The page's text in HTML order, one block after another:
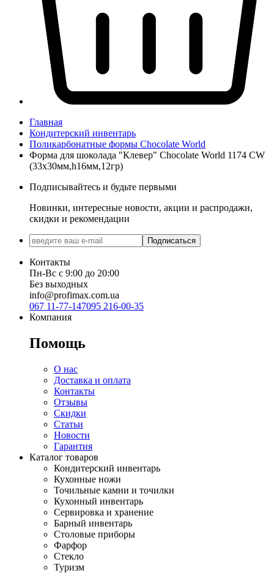
Главная
Кондитерский инвентарь
Поликарбонатные формы Chocolate World
Форма для шоколада "Клевер" Chocolate World 1174 CW
(33x30мм,h16мм,12гр)
Подписывайтесь и будьте первыми
Новинки, интересные новости, акции и распродажи,
скидки и рекомендации
Подписаться
Контакты
Пн-Вс с 9:00 до 20:00
Без выходных
info@profimax.com.ua
067 11-77-147095 216-00-35
Компания
Помощь
О нас
Доставка и оплата
Контакты
Отзывы
Скидки
Статьи
Новости
Гарантия
Каталог товаров
Кондитерский инвентарь
Кухонные ножи
Точильные камни и точилки
Кухонный инвентарь
Сервировка и хранение
Барный инвентарь
Столовые приборы
Фарфор
Стекло
Туризм